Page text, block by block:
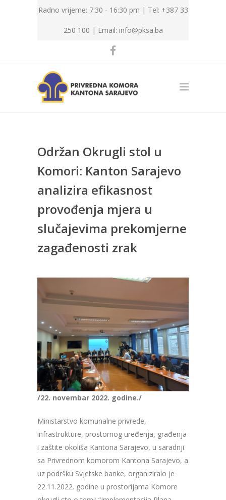
Radno vrijeme: 7:30 - 16:30 pm | Tel: +387 33
250 100 | Email: info@pksa.ba
Održan Okrugli stol u
Komori: Kanton Sarajevo
analizira efikasnost
provođenja mjera u
slučajevima prekomjerne
zagađenosti zrak
/22. novembar 2022. godine./
Ministarstvo komunalne privrede,
infrastrukture, prostornog uređenja, građenja
i zaštite okoliša Kantona Sarajevo, u saradnji
sa Privrednom komorom Kantona Sarajevo, a
uz podršku Svjetske banke, organiziralo je
22.11.2022. godine u prostorijama Komore